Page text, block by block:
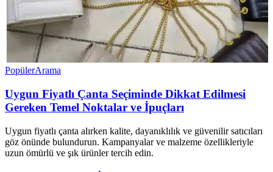
PopülerArama
Uygun Fiyatlı Çanta Seçiminde Dikkat Edilmesi
Gereken Temel Noktalar ve İpuçları
Uygun fiyatlı çanta alırken kalite, dayanıklılık ve güvenilir satıcıları
göz önünde bulundurun. Kampanyalar ve malzeme özellikleriyle
uzun ömürlü ve şık ürünler tercih edin.